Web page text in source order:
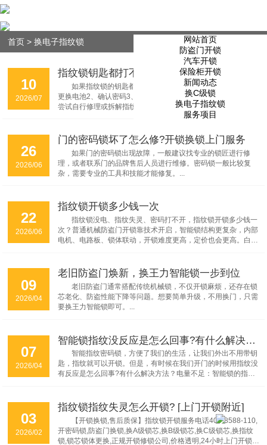
网站首页
防盗门开锁
汽车开锁
保险柜开锁
新闻动态
换C级锁
换电子指纹锁
服务项目
首页> 换电子指纹锁
10
2026/07
如果指纹锁的钥匙都打不开，可以尝试以下解决方案：1、
更换电池2、确认密码3、使用备用密钥4、联系制造商。请不要
尝试自行修理或拆解指纹锁，以免造成更大的损坏或安全问题，
26
2026/06
门的密码锁坏了怎么修?开锁换锁上门服务
如果门的密码锁出现故障，一般建议找专业的锁匠进行修
理，或者联系门的品牌售后人员进行维修。密码锁一般比较复
杂，需要专业的工具和技能才能修复。...
22
2026/06
指纹锁开锁多少钱一次
指纹锁没电、指纹失灵、密码打不开，指纹锁开锁多少钱一
次？普通机械防盗门开锁靠技术开启，智能锁结构更复杂，内部
电机、电路板、锁体联动，开锁难度更高，定价也会更高。白天
智能锁，结构特殊价格会略有上浮。...
09
2026/04
老旧防盗门焕新，换王力智能锁一步到位
老旧防盗门通常搭配传统机械锁，不仅开锁麻烦，还存在锁
芯老化、防盗性能下降等问题。想要简单升级，不用换门，只需
要换王力智能锁即可。...
07
2026/04
智能锁指纹没反应是怎么回事?有什么解决方法?
智能指纹密码锁，方便了我们的生活，让我们外出不用带钥
匙，指纹就可以开锁。但是，有时候在我们开门的时候用指纹没
有反应是怎么回事?有什么解决方法？电量不足：智能锁的指纹
03
2026/02
指纹锁指纹失灵怎么开锁? [上门开锁附近]
【开锁换锁,售后质保】指纹锁开锁服务电话400-8588-110,
开密码锁,防盗门换锁,换A级锁芯,换B级锁芯,换C级锁芯,换指纹
锁,锁芯锁体更换,正规开锁修锁公司,价格透明,24小时上门开锁,